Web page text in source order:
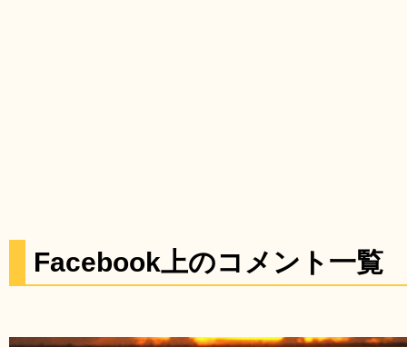
Facebook上のコメント一覧